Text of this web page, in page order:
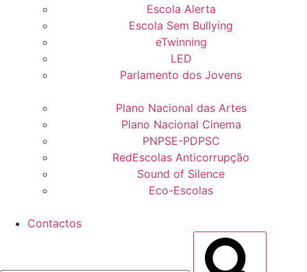
Escola Alerta
Escola Sem Bullying
eTwinning
LED
Parlamento dos Jovens
Plano Nacional das Artes
Plano Nacional Cinema
PNPSE-PDPSC
RedEscolas Anticorrupção
Sound of Silence
Eco-Escolas
Contactos